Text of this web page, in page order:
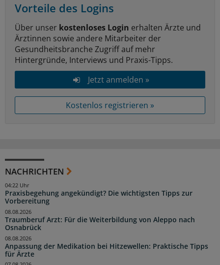
Vorteile des Logins
Über unser kostenloses Login erhalten Ärzte und
Ärztinnen sowie andere Mitarbeiter der
Gesundheitsbranche Zugriff auf mehr
Hintergründe, Interviews und Praxis-Tipps.
Jetzt anmelden »
Kostenlos registrieren »
NACHRICHTEN
Praxisbegehung angekündigt? Die wichtigsten Tipps zur
Vorbereitung
04:22 Uhr
Traumberuf Arzt: Für die Weiterbildung von Aleppo nach
Osnabrück
08.08.2026
Anpassung der Medikation bei Hitzewellen: Praktische Tipps
für Ärzte
08.08.2026